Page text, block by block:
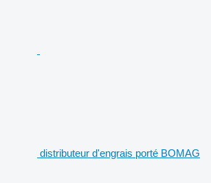
distributeur d'engrais porté BOMAG